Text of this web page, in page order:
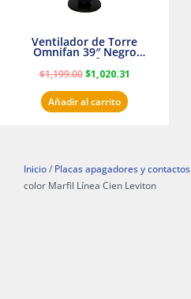
Ventilador de Torre
Omnifan 39″ Negro
Masterfan
$1,199.00 $1,020.31
Añadir al carrito
Inicio / Placas apagadores y contactos
color Marfil Línea Cien Leviton